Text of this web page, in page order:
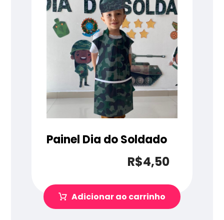
Painel Dia do Soldado
R$4,50
Adicionar ao carrinho